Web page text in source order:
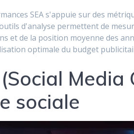
SEA s'appuie sur des
d'analyse permettent de
et de la position moyenne des
optimale du budget
(Social
sociale